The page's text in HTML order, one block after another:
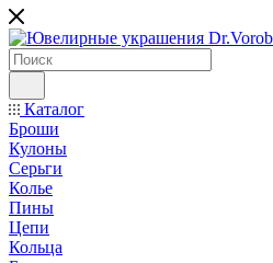
Каталог
Броши
Кулоны
Серьги
Колье
Пины
Цепи
Кольца